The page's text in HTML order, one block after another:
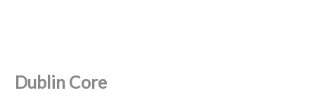
Dublin Core